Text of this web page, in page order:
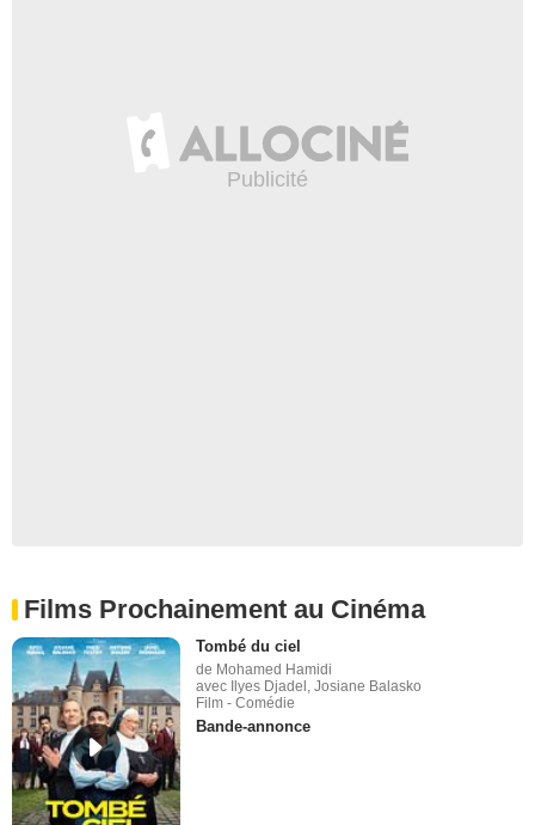
Films Prochainement au Cinéma
Tombé du ciel
de Mohamed Hamidi
avec Ilyes Djadel, Josiane Balasko
Film - Comédie
Bande-annonce